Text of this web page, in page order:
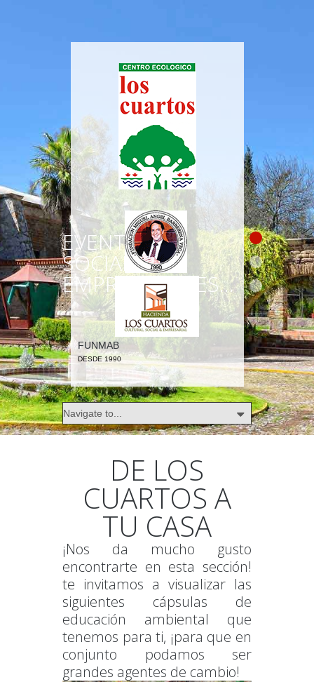
EVENTOS
SOCIALES Y
EMPRESARIALES...
FUNMAB
DESDE 1990
DE LOS
CUARTOS A
TU CASA
¡Nos da mucho gusto
encontrarte en esta sección!
te invitamos a visualizar las
siguientes cápsulas de
educación ambiental que
tenemos para ti, ¡para que en
conjunto podamos ser
grandes agentes de cambio!